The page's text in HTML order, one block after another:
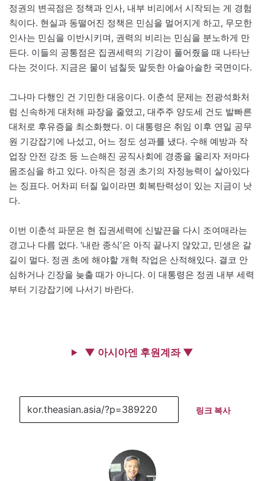
정권의 변곡점은 정책과 인사, 내부 비리에서 시작되는 게 경험
칙이다. 현실과 동떨어진 정책은 민심을 멀어지게 하고, 무모한
인사는 민심을 이반시키며, 권력의 비리는 민심을 분노하게 만
든다. 이들의 공통점은 집권세력의 기강이 풀어줬을 때 나타난
다는 것이다. 지금은 물이 넘칠듯 말듯한 아슬아슬한 국면이다.
그나마 다행인 건 기민한 대응이다. 이춘석 문제는 전광석화처
럼 신속하게 대처해 파장을 줄였고, 대주주 양도세 건도 발빠른
대처로 후유증을 최소화했다. 이 대통령은 취임 이후 연일 공무
원 기강잡기에 나섰고, 어느 정도 성과를 냈다. 수해 예방과 작
업장 안전 강조 등 느슨해진 공직사회에 경종을 울리자 저마다
몸조심을 하고 있다. 아직은 정권 초기의 자정능력이 살아있다
는 징표다. 어차피 터질 일이라면 회복탄력성이 있는 지금이 낫
다.
이번 이춘석 파문은 현 집권세력에 신발끈을 다시 조여매라는
경고나 다름 없다. ‘내란 종식’은 아직 끝나지 않았고, 민생은 갈
길이 멀다. 정권 초에 해야할 개혁 작업은 산적해있다. 결코 안
심하거나 긴장을 늦출 때가 아니다. 이 대통령은 정권 내부 세력
부터 기강잡기에 나서기 바란다.
▼ 아시아엔 후원계좌 ▼
링크 복사